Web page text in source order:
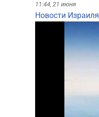
11:44, 21 июня
Новости Израиля